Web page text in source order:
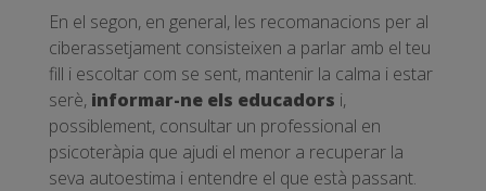
En el segon, en general, les recomanacions per al
ciberassetjament consisteixen a parlar amb el teu
fill i escoltar com se sent, mantenir la calma i estar
serè, informar-ne els educadors i,
possiblement, consultar un professional en
psicoteràpia que ajudi el menor a recuperar la
seva autoestima i entendre el que està passant.